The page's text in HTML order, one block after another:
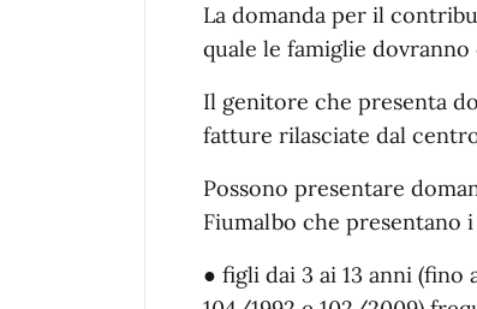
La domanda per il
quale le famiglie
Il genitore che presenta
fatture rilasciate dal
Possono presentare
Fiumalbo che presentano
● figli dai 3 ai 13 anni (fino